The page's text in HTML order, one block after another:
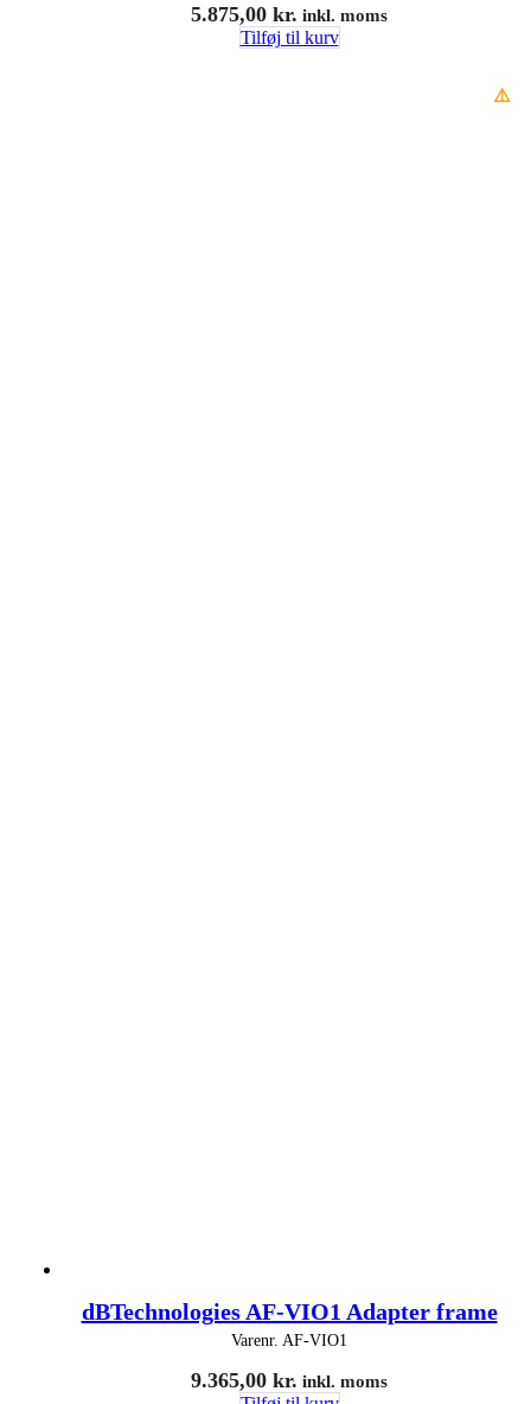
5.875,00 kr. inkl. moms
Tilføj til kurv
⚠️
dBTechnologies AF-VIO1 Adapter frame
Varenr. AF-VIO1
9.365,00 kr. inkl. moms